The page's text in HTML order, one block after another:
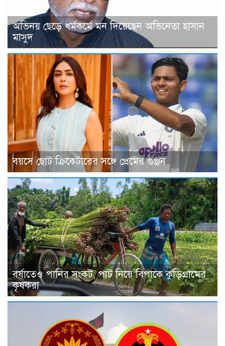
অভিনয় ছেড়ে ধর্মকর্মে মন দিয়েছেন অভিনেতা হাসান
মাসুদ
বয়সে ছোট ক্রিকেটারের সঙ্গে প্রেমের গুঞ্জন
বর্ষাতেও পানির সংকট, পাট নিয়ে বিপাকে কুড়িগ্রামের
কৃষকরা